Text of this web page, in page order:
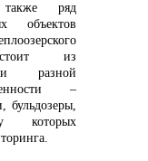
ряд
объектов
из
разной
–
бульдозеры,
которых